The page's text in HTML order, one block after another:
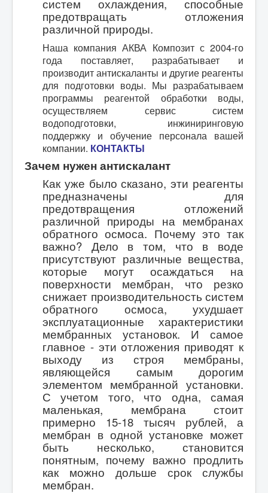
систем охлаждения, способные
предотвращать отложения
различной природы.
Наша компания АКВА Композит с 2004-го
года поставляет, разрабатывает и
производит антискаланты и другие реагенты
для подготовки воды. Мы разрабатываем
программы реагентой обработки воды,
осуществляем сервис систем
водоподготовки, инжиниринговую
поддержку и обучение персонала вашей
компании. КОНТАКТЫ
Зачем нужен антискалант
Как уже было сказано, эти реагенты
предназначены для
предотвращения отложений
различной природы на мембранах
обратного осмоса. Почему это так
важно? Дело в том, что в воде
присутствуют различные вещества,
которые могут осаждаться на
поверхности мембран, что резко
снижает производительность систем
обратного осмоса, ухудшает
эксплуатационные характеристики
мембранных установок. И самое
главное - эти отложения приводят к
выходу из строя мембраны,
являющейся самым дорогим
элементом мембранной установки.
С учетом того, что одна, самая
маленькая, мембрана стоит
примерно 15-18 тысяч рублей, а
мембран в одной установке может
быть несколько, становится
понятным, почему важно продлить
как можно дольше срок службы
мембран.